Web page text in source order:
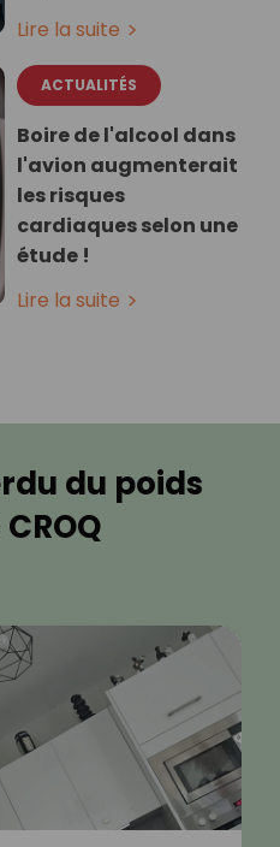
Lire la suite
ACTUALITÉS
Boire de l'alcool dans
l'avion augmenterait
les risques
cardiaques selon une
étude !
Lire la suite
du poids